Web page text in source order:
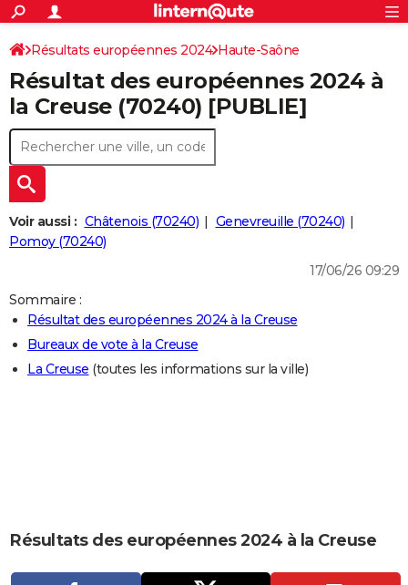
ACTUALITÉS
Politique
Société
Faits Divers
Education
Monde
Villes
+
SPORT
Coupe du monde 2026
Football
Tennis
Cyclisme
Rugby
Forum
CULTURE
Programme TV
TNT
Streaming
Cinéma
Sorties cinéma
Musique
+
FINANCE
Retraite
Impôts
Epargne
Immobilier
Risques naturels par ville
Banque
Assurance
Crédit
AUTO
Essais
Réserver un essai
Citadines
Berlines
SUV
Forum auto
+
HIGH-TECH
Mobiles
Meilleur smartphone
Internet
Ordinateurs
Jeux vidéo
Guide high-tech
+
BRICOLAGE
Guides de France
Escapades
Patrimoine
Expositions
Musées
Week-end nature
LIFESTYLE
Art de vivre
Bien-être
Loisirs
Mode
Modes de vie
CARTE DE VOEUX
Carte de Noël
Carte Bonne année
Carte Saint-Valentin
Carte Pâques
Carte d'anniversaire
DICTIONNAIRE
S'inscrire
Connexion
Résultats européennes 2024 Haute-Saône
Résultat des européennes 2024 à
la Creuse (70240) [PUBLIE]
Voir aussi : Châtenois (70240)
Genevreuille (70240)
Pomoy (70240)
17/06/26 09:29
Sommaire :
Résultat des européennes 2024 à la Creuse
Bureaux de vote à la Creuse
La Creuse (toutes les informations sur la ville)
Résultats des européennes 2024 à la Creuse